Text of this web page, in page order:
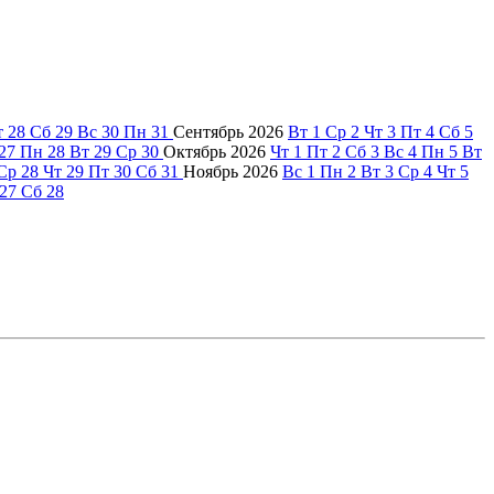
28 Сб 29 Вс 30 Пн 31 Сентябрь 2026 Вт 1 Ср 2 Чт 3 Пт 4 Сб 5
27 Пн 28 Вт 29 Ср 30 Октябрь 2026 Чт 1 Пт 2 Сб 3 Вс 4 Пн 5 Вт
28 Чт 29 Пт 30 Сб 31 Ноябрь 2026 Вс 1 Пн 2 Вт 3 Ср 4 Чт 5
27 Сб 28